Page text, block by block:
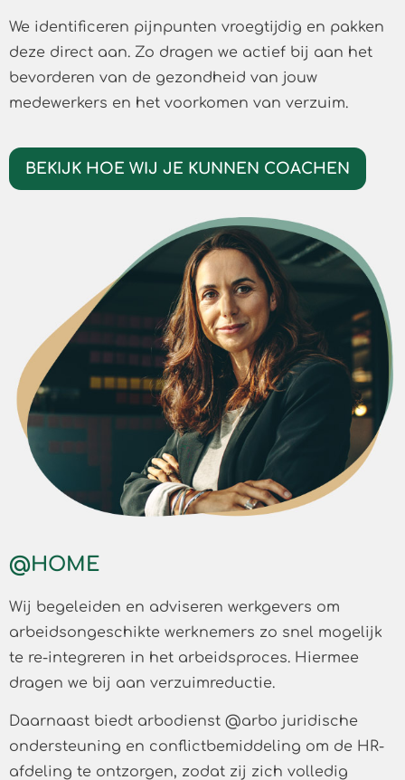
We identificeren pijnpunten vroegtijdig en pakken
deze direct aan. Zo dragen we actief bij aan het
bevorderen van de gezondheid van jouw
medewerkers en het voorkomen van verzuim.
BEKIJK HOE WIJ JE KUNNEN COACHEN
@HOME
Wij begeleiden en adviseren werkgevers om
arbeidsongeschikte werknemers zo snel mogelijk
te re-integreren in het arbeidsproces. Hiermee
dragen we bij aan verzuimreductie.
Daarnaast biedt arbodienst @arbo juridische
ondersteuning en conflictbemiddeling om de HR-
afdeling te ontzorgen, zodat zij zich volledig